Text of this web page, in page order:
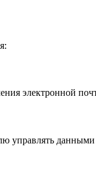
электронной
управлять